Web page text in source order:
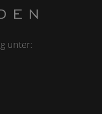
ein*
unter: